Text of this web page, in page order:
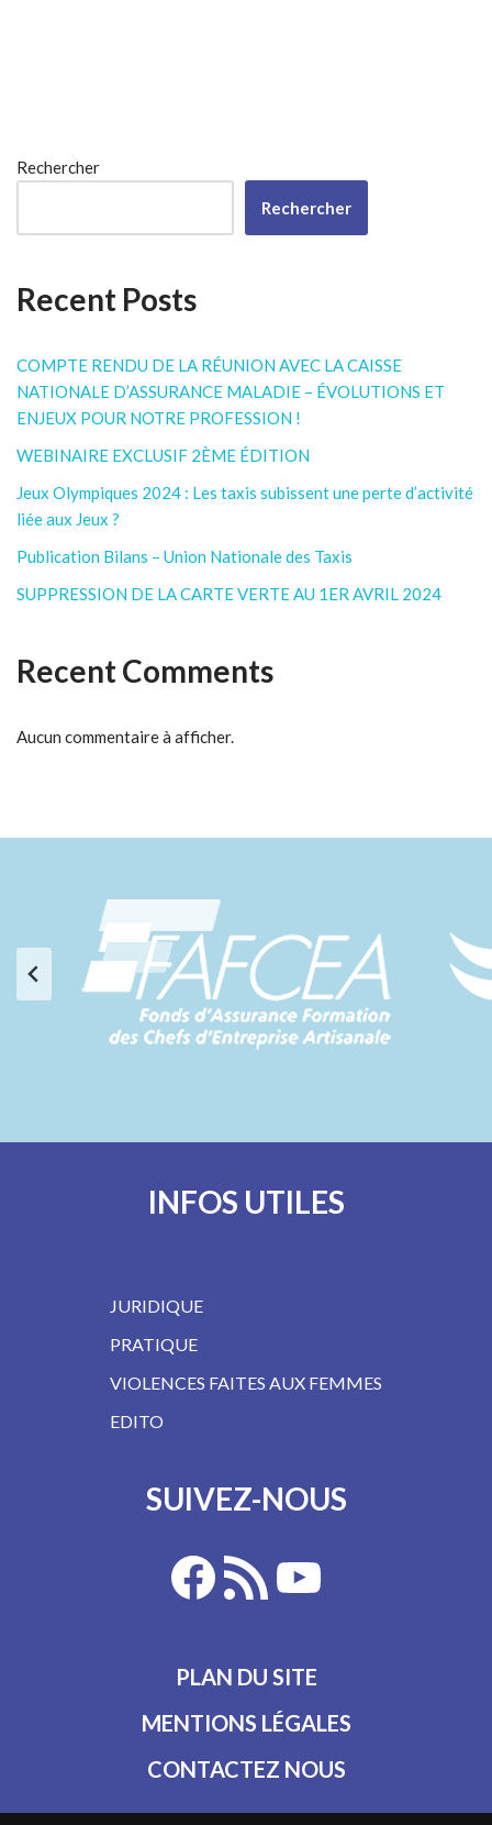
Rechercher
Rechercher
Recent Posts
COMPTE RENDU DE LA RÉUNION AVEC LA CAISSE
NATIONALE D’ASSURANCE MALADIE – ÉVOLUTIONS ET
ENJEUX POUR NOTRE PROFESSION !
WEBINAIRE EXCLUSIF 2ÈME ÉDITION
Jeux Olympiques 2024 : Les taxis subissent une perte d’activité
liée aux Jeux ?
Publication Bilans – Union Nationale des Taxis
SUPPRESSION DE LA CARTE VERTE AU 1ER AVRIL 2024
Recent Comments
Aucun commentaire à afficher.
INFOS UTILES
JURIDIQUE
PRATIQUE
VIOLENCES FAITES AUX FEMMES
EDITO
SUIVEZ-NOUS
PLAN DU SITE
MENTIONS LÉGALES
CONTACTEZ NOUS